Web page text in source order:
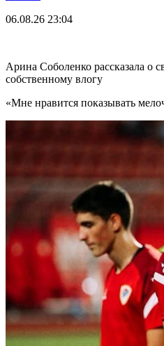
06.08.26 23:04
Арина Соболенко рассказала о
собственному влогу
«Мне нравится показывать